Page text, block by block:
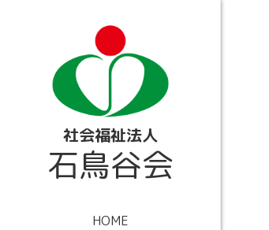
社会福祉法人
石鳥谷会
HOME